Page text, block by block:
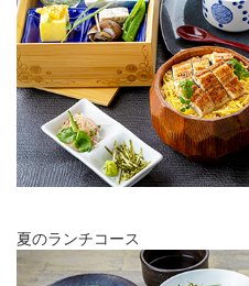
夏のランチコース